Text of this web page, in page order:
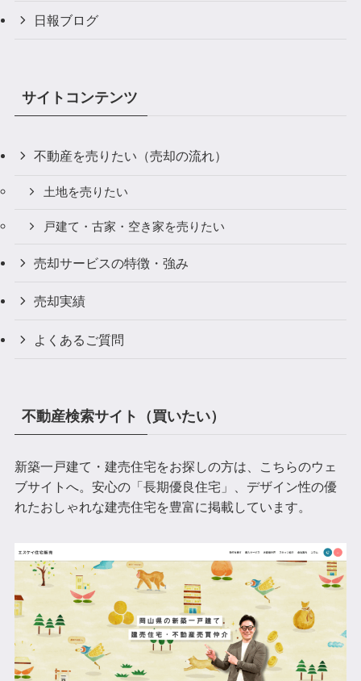
日報ブログ
サイトコンテンツ
不動産を売りたい（売却の流れ）
土地を売りたい
戸建て・古家・空き家を売りたい
売却サービスの特徴・強み
売却実績
よくあるご質問
不動産検索サイト（買いたい）
新築一戸建て・建売住宅をお探しの方は、こちらのウェ
ブサイトへ。安心の「長期優良住宅」、デザイン性の優
れたおしゃれな建売住宅を豊富に掲載しています。